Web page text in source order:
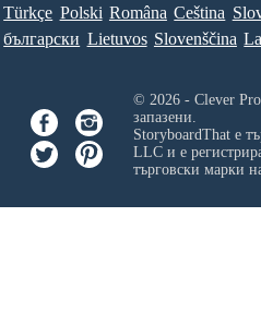
Türkçe Polski Româna Ceština
български Lietuvos Slovenščina
© 2026 - Clever
запазени.
StoryboardThat е
LLCи е
търговски марки